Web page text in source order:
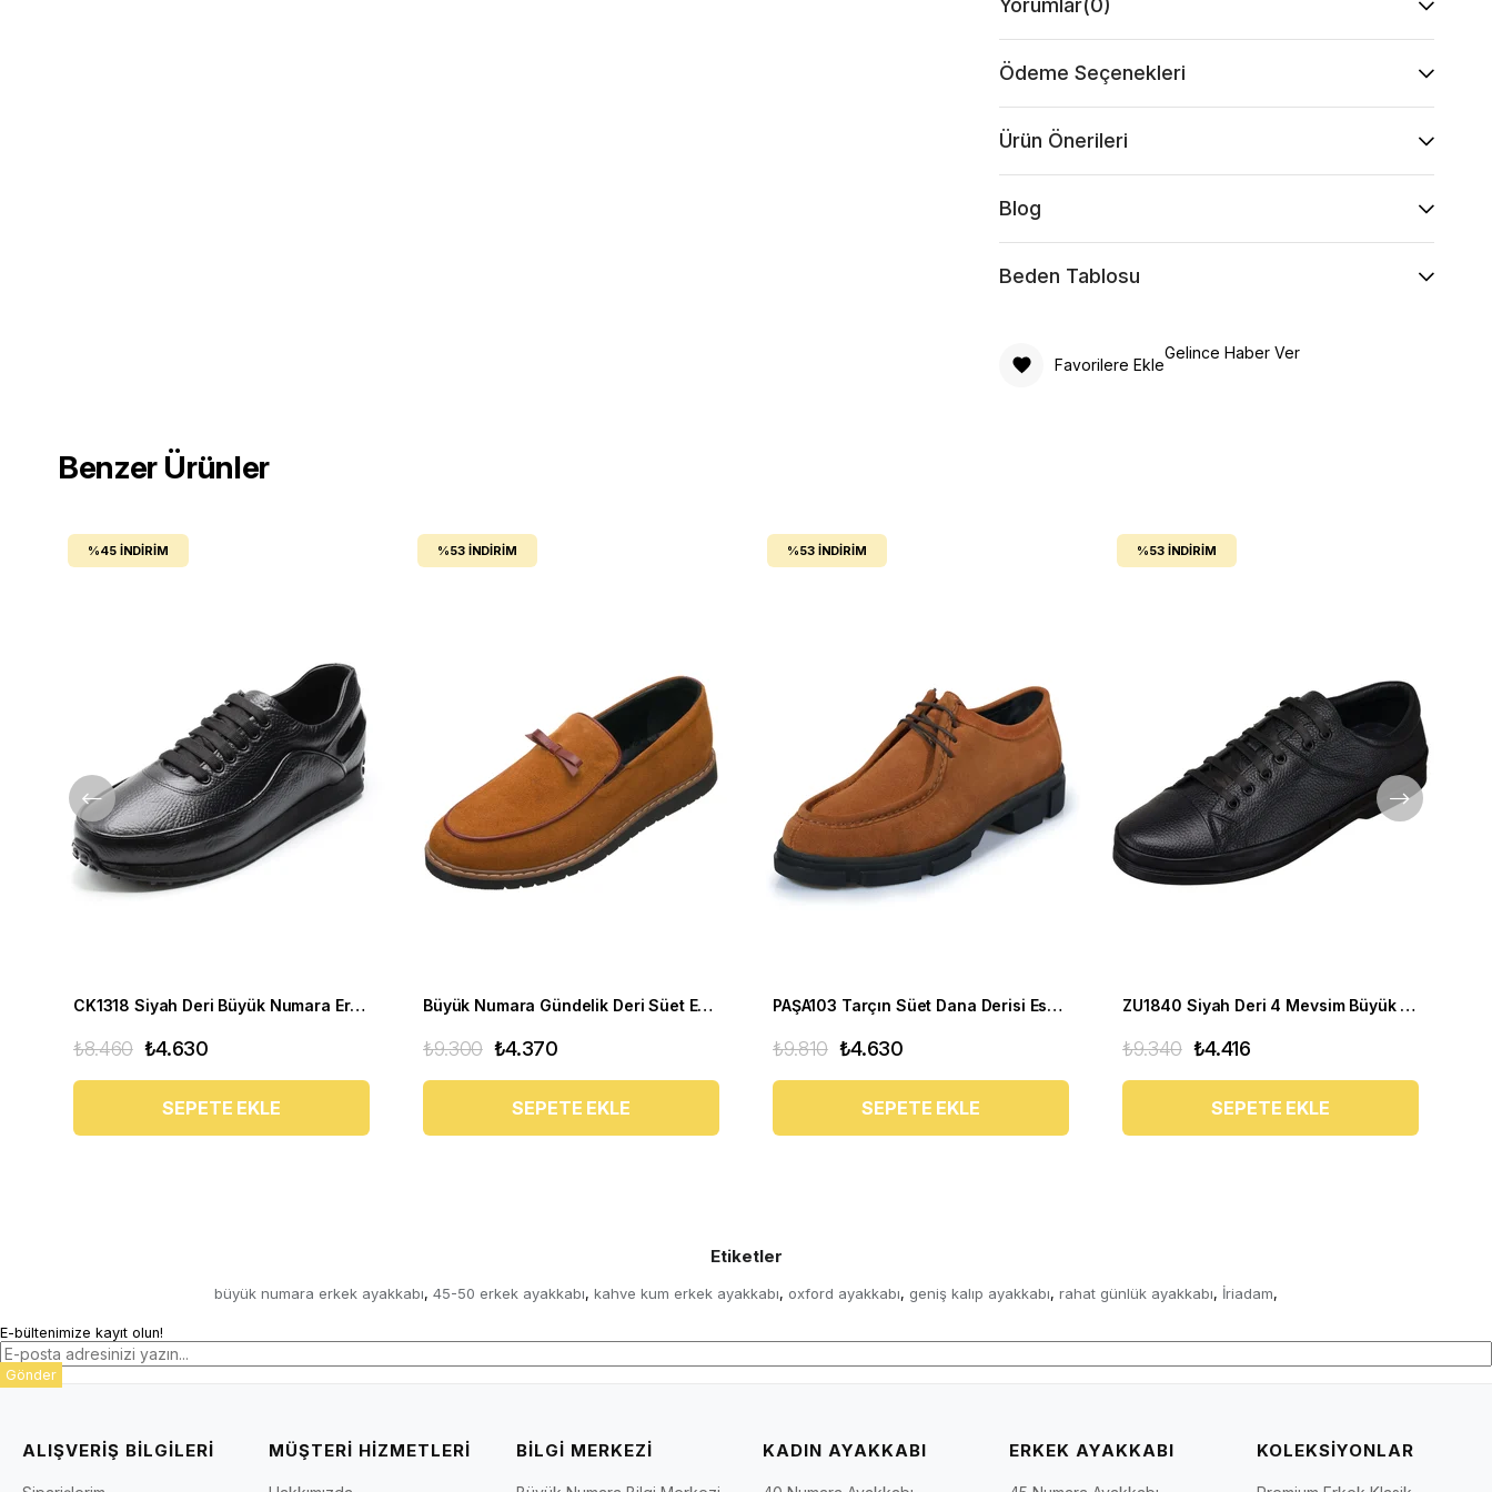
Yorumlar(0)
Ödeme Seçenekleri
Ürün Önerileri
Blog
Beden Tablosu
Favorilere Ekle
Gelince Haber Ver
Benzer Ürünler
CK1318 Siyah Deri Büyük Numara Erkek Spor Ayakkabı
₺4.630
₺8.460
SEPETE EKLE
%45 İNDIRIM
Büyük Numara Gündelik Deri Süet Erkek Ayakkabı - Utkan24 Tarçın
₺4.370
₺9.300
SEPETE EKLE
%53 İNDIRIM
PAŞA103 Tarçın Süet Dana Derisi Esnek rahagt Termo Taban Rahat Geniş Konforlu Taban. ÖZEL Seri.
₺4.630
₺9.810
SEPETE EKLE
%53 İNDIRIM
ZU1840 Siyah Deri 4 Mevsim Büyük Numara Üst Kalite Erkek Ayakkabısı
₺4.416
₺9.340
SEPETE EKLE
%53 İNDIRIM
Etiketler
büyük numara erkek ayakkabı, 45-50 erkek ayakkabı, kahve kum erkek ayakkabı, oxford ayakkabı, geniş kalıp ayakkabı, rahat günlük ayakkabı, İriadam,
E-bültenimize kayıt olun!
Gönder
ALIŞVERİŞ BİLGİLERİ MÜŞTERİ HİZMETLERİ BİLGİ MERKEZİ KADIN AYAKKABI ERKEK AYAKKABI KOLEKSİYONLAR